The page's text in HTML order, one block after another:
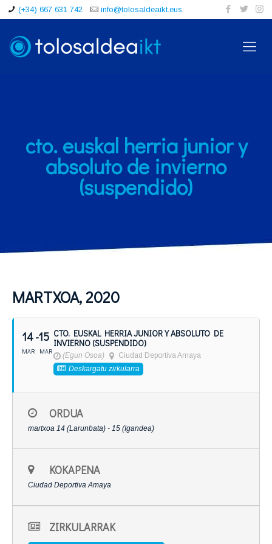
(+34) 667 631 742 info@tolosaldeaikt.eus
cto. euskal herria junior y
absoluto de invierno
(suspendido)
MARTXOA, 2020
14
MAR
- 15
MAR
CTO. EUSKAL HERRIA JUNIOR Y ABSOLUTO DE
INVIERNO (SUSPENDIDO)
(Egun Osoa)
Ciudad Deportiva Amaya
Deskargatu zirkularra
ORDUA
martxoa 14 (Larunbata) - 15 (Igandea)
KOKAPENA
Ciudad Deportiva Amaya
ZIRKULARRAK